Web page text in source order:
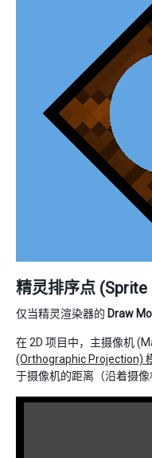
精灵排序点
仅当精灵渲染器的 Draw
在 2D 项目中，主摄像机
(Orthographic Projection)
于摄像机的距离（沿着摄像